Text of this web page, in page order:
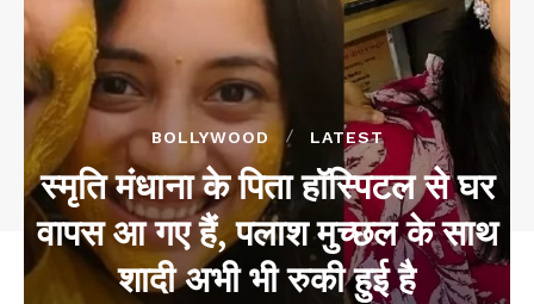
BOLLYWOOD LATEST
स्मृति मंधाना के पिता हॉस्पिटल से घर
वापस आ गए हैं, पलाश मुच्छल के साथ
शादी अभी भी रुकी हुई है